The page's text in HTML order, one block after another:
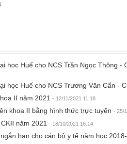
học Huế cho NCS Trần Ngọc Thông -
học Huế cho NCS Trương Văn Cẩn -
II năm 2021 - 12/11/2021 11:18
khoa II bằng hình thức trực tuyến - 25/
năm 2021 - 18/10/2021 16:14
hạn cho cán bộ y tế năm học